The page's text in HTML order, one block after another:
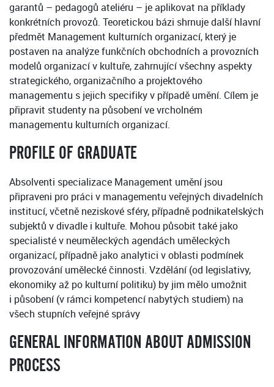
garantů – pedagogů ateliéru – je aplikovat na příklady
konkrétních provozů. Teoretickou bázi shrnuje další hlavní
předmět Management kulturních organizací, který je
postaven na analýze funkčních obchodních a provozních
modelů organizací v kultuře, zahrnující všechny aspekty
strategického, organizačního a projektového
managementu s jejich specifiky v případě umění. Cílem je
připravit studenty na působení ve vrcholném
managementu kulturních organizací.
PROFILE OF GRADUATE
Absolventi specializace Management umění jsou
připraveni pro práci v managementu veřejných divadelních
institucí, včetně neziskové sféry, případně podnikatelských
subjektů v divadle i kultuře. Mohou působit také jako
specialisté v neuměleckých agendách uměleckých
organizací, případně jako analytici v oblasti podmínek
provozování umělecké činnosti. Vzdělání (od legislativy,
ekonomiky až po kulturní politiku) by jim mělo umožnit
i působení (v rámci kompetencí nabytých studiem) na
všech stupních veřejné správy
GENERAL INFORMATION ABOUT ADMISSION
PROCESS